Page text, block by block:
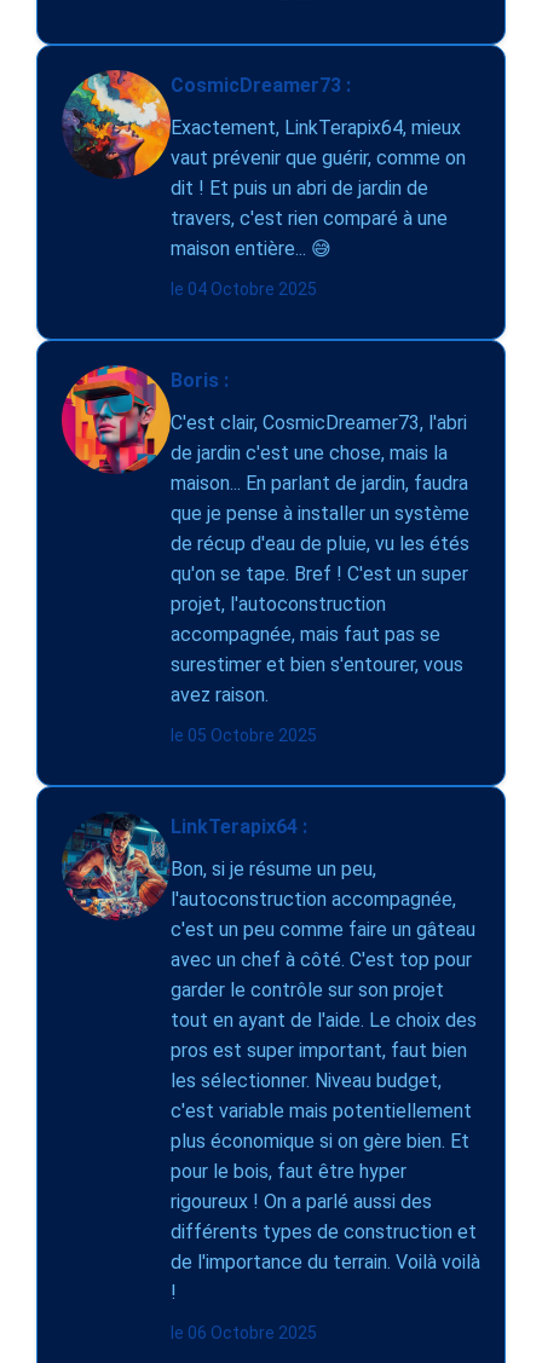
CosmicDreamer73 :
Exactement, LinkTerapix64, mieux
vaut prévenir que guérir, comme on
dit ! Et puis un abri de jardin de
travers, c'est rien comparé à une
maison entière... 😅
le 04 Octobre 2025
Boris :
C'est clair, CosmicDreamer73, l'abri
de jardin c'est une chose, mais la
maison... En parlant de jardin, faudra
que je pense à installer un système
de récup d'eau de pluie, vu les étés
qu'on se tape. Bref ! C'est un super
projet, l'autoconstruction
accompagnée, mais faut pas se
surestimer et bien s'entourer, vous
avez raison.
le 05 Octobre 2025
LinkTerapix64 :
Bon, si je résume un peu,
l'autoconstruction accompagnée,
c'est un peu comme faire un gâteau
avec un chef à côté. C'est top pour
garder le contrôle sur son projet
tout en ayant de l'aide. Le choix des
pros est super important, faut bien
les sélectionner. Niveau budget,
c'est variable mais potentiellement
plus économique si on gère bien. Et
pour le bois, faut être hyper
rigoureux ! On a parlé aussi des
différents types de construction et
de l'importance du terrain. Voilà voilà
!
le 06 Octobre 2025